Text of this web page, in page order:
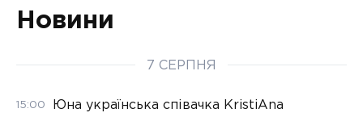
Новини
7 СЕРПНЯ
15:00
Юна українська співачка KristiAna